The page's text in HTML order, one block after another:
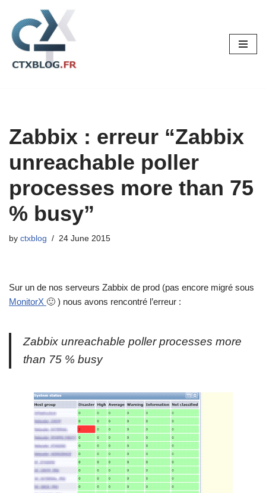
Skip
to
content
Zabbix : erreur “Zabbix
unreachable poller
processes more than 75
% busy”
by ctxblog 24 June 2015
Sur un de nos serveurs Zabbix de prod (pas encore migré sous
MonitorX 🙂 ) nous avons rencontré l’erreur :
Zabbix unreachable poller processes more
than 75 % busy